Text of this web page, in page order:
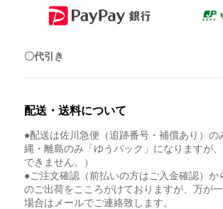
〇代引き
配送・送料について
●配送は佐川急便（追跡番号・補償あり）の
縄・離島のみ「ゆうパック」になりますが
できません。）
●ご注文確認（前払いの方はご入金確認）か
のご出荷をこころがけておりますが、万が
場合はメールでご連絡致します。